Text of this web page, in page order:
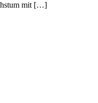
mit […]